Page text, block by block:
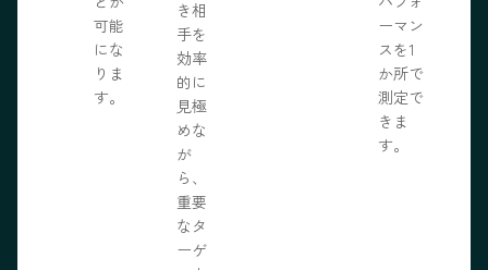
可能
にな
りま
す。
き相
手を
効率
的に
見極
めな
が
ら、
重要
なタ
ーゲ
ーマン
スを1
か所で
測定で
きま
す。